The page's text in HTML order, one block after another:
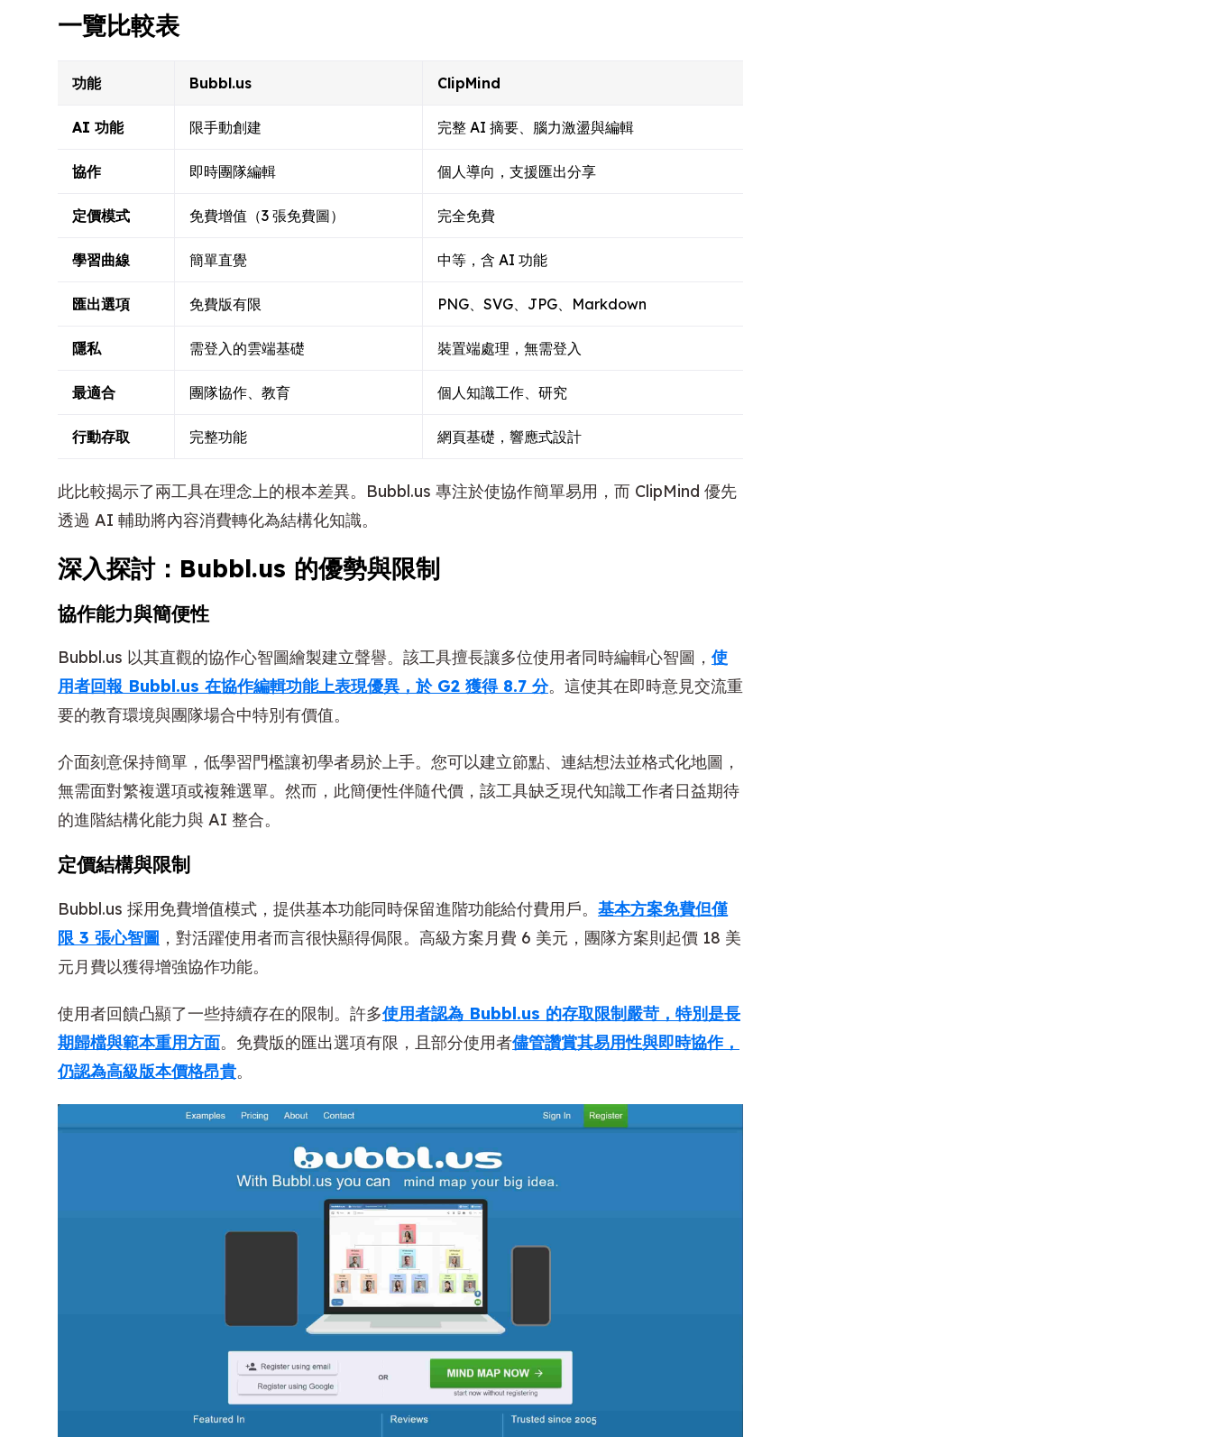
一覽比較表
功能 Bubbl.us ClipMind
AI 功能 限手動創建 完整 AI 摘要、腦力激盪與編輯
協作 即時團隊編輯 個人導向，支援匯出分享
定價模式 免費增值（3 張免費圖） 完全免費
學習曲線 簡單直覺 中等，含 AI 功能
匯出選項 免費版有限 PNG、SVG、JPG、Markdown
隱私 需登入的雲端基礎 裝置端處理，無需登入
最適合 團隊協作、教育 個人知識工作、研究
行動存取 完整功能 網頁基礎，響應式設計
此比較揭示了兩工具在理念上的根本差異。Bubbl.us 專注於使協作簡單易用，而 ClipMind 優先
透過 AI 輔助將內容消費轉化為結構化知識。
深入探討：Bubbl.us 的優勢與限制
協作能力與簡便性
Bubbl.us 以其直觀的協作心智圖繪製建立聲譽。該工具擅長讓多位使用者同時編輯心智圖， 使
用者回報 Bubbl.us 在協作編輯功能上表現優異，於 G2 獲得 8.7 分。這使其在即時意見交流重
要的教育環境與團隊場合中特別有價值。
介面刻意保持簡單，低學習門檻讓初學者易於上手。您可以建立節點、連結想法並格式化地圖，
無需面對繁複選項或複雜選單。然而，此簡便性伴隨代價，該工具缺乏現代知識工作者日益期待
的進階結構化能力與 AI 整合。
定價結構與限制
Bubbl.us 採用免費增值模式，提供基本功能同時保留進階功能給付費用戶。 基本方案免費但僅
限 3 張心智圖 ，對活躍使用者而言很快顯得侷限。高級方案月費 6 美元，團隊方案則起價 18 美
元月費以獲得增強協作功能。
使用者回饋凸顯了一些持續存在的限制。許多使用者認為 Bubbl.us 的存取限制嚴苛，特別是長
期歸檔與範本重用方面。免費版的匯出選項有限，且部分使用者儘管讚賞其易用性與即時協作，
仍認為高級版本價格昂貴。